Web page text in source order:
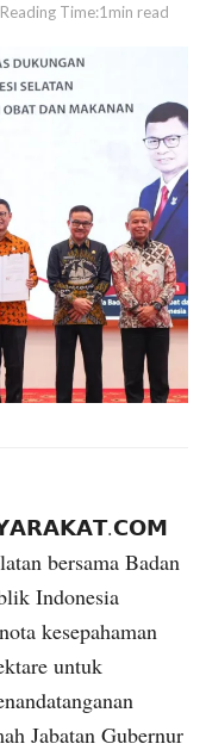
Reading Time:1min read
bersama Badan
Indonesia
kesepahaman
untuk
Jabatan Gubernur